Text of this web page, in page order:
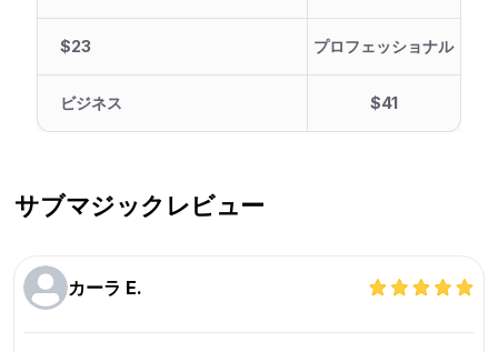
$23 プロフェッショナル
ビジネス $41
サブマジック レビュー
カーラ E.